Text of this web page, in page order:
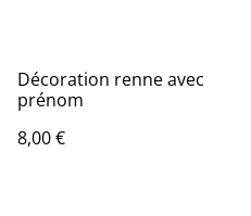
Décoration renne avec
prénom
8,00 €